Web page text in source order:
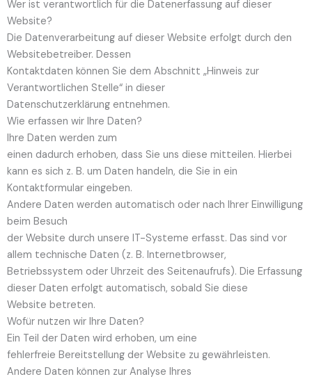
Wer ist verantwortlich für die Datenerfassung auf dieser
Website?
Die Datenverarbeitung auf dieser Website erfolgt durch den
Websitebetreiber. Dessen
Kontaktdaten können Sie dem Abschnitt „Hinweis zur
Verantwortlichen Stelle“ in dieser
Datenschutzerklärung entnehmen.
Wie erfassen wir Ihre Daten?
Ihre Daten werden zum
einen dadurch erhoben, dass Sie uns diese mitteilen. Hierbei
kann es sich z. B. um Daten handeln, die Sie in ein
Kontaktformular eingeben.
Andere Daten werden automatisch oder nach Ihrer Einwilligung
beim Besuch
der Website durch unsere IT-Systeme erfasst. Das sind vor
allem technische Daten (z. B. Internetbrowser,
Betriebssystem oder Uhrzeit des Seitenaufrufs). Die Erfassung
dieser Daten erfolgt automatisch, sobald Sie diese
Website betreten.
Wofür nutzen wir Ihre Daten?
Ein Teil der Daten wird erhoben, um eine
fehlerfreie Bereitstellung der Website zu gewährleisten.
Andere Daten können zur Analyse Ihres